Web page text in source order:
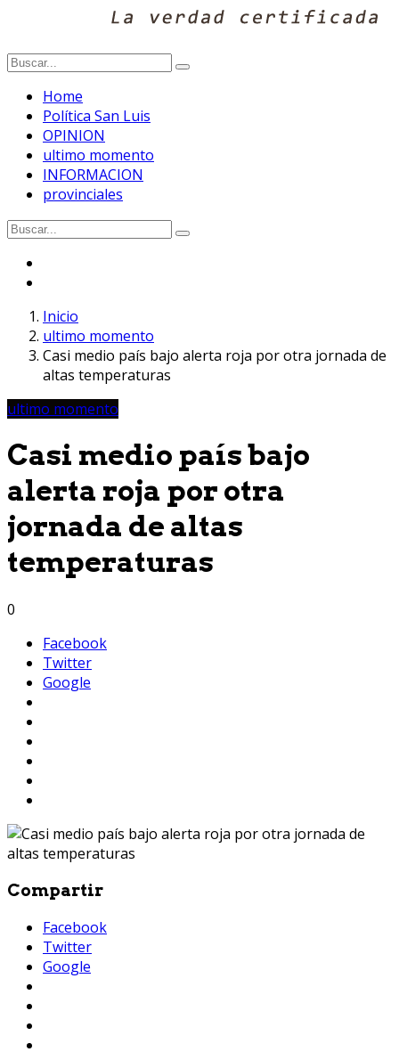
Home
Política San Luis
OPINION
ultimo momento
INFORMACION
provinciales
Inicio
ultimo momento
Casi medio país bajo alerta roja por otra jornada de
altas temperaturas
ultimo momento
Casi medio país bajo
alerta roja por otra
jornada de altas
temperaturas
0
Facebook
Twitter
Google
Compartir
Facebook
Twitter
Google